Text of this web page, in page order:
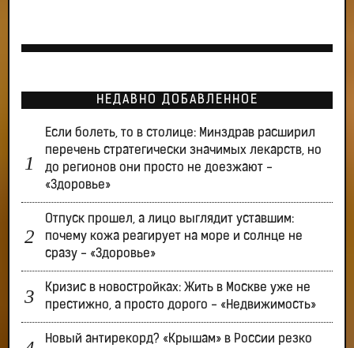
НЕДАВНО ДОБАВЛЕННОЕ
Если болеть, то в столице: Минздрав расширил
перечень стратегически значимых лекарств, но
до регионов они просто не доезжают -
«Здоровье»
Отпуск прошел, а лицо выглядит уставшим:
почему кожа реагирует на море и солнце не
сразу - «Здоровье»
Кризис в новостройках: Жить в Москве уже не
престижно, а просто дорого - «Недвижимость»
Новый антирекорд? «Крышам» в России резко